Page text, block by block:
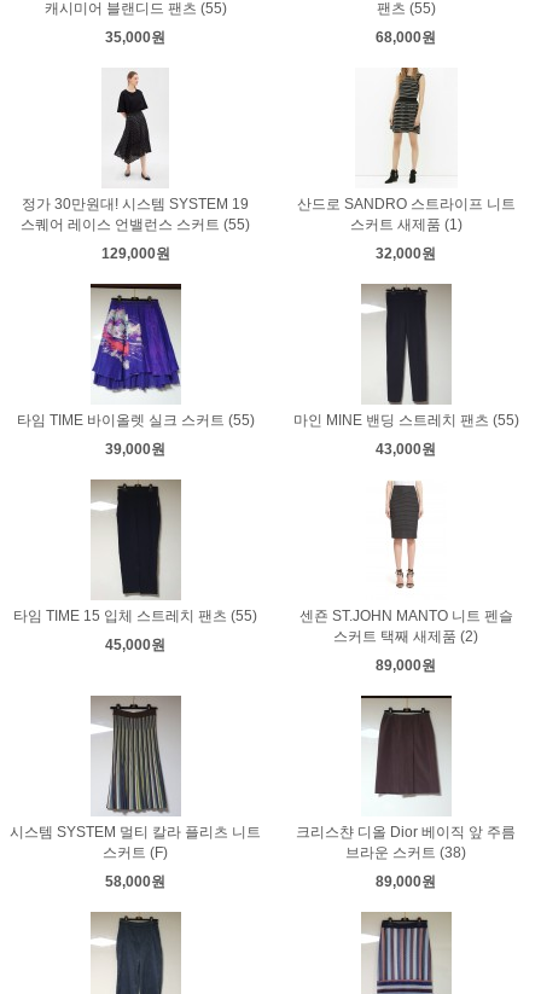
캐시미어 블랜디드 팬츠 (55)
35,000원
팬츠 (55)
68,000원
정가 30만원대! 시스템 SYSTEM 19
스퀘어 레이스 언밸런스 스커트 (55)
129,000원
산드로 SANDRO 스트라이프 니트
스커트 새제품 (1)
32,000원
타임 TIME 바이올렛 실크 스커트 (55)
39,000원
마인 MINE 밴딩 스트레치 팬츠 (55)
43,000원
타임 TIME 15 입체 스트레치 팬츠 (55)
45,000원
센죤 ST.JOHN MANTO 니트 펜슬
스커트 택째 새제품 (2)
89,000원
시스템 SYSTEM 멀티 칼라 플리츠 니트
스커트 (F)
58,000원
크리스챤 디올 Dior 베이직 앞 주름
브라운 스커트 (38)
89,000원